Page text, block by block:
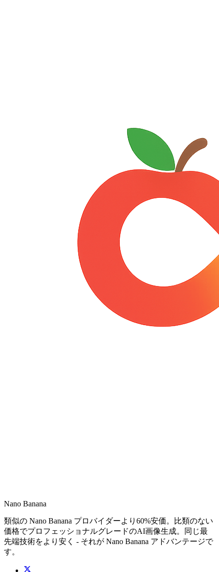
Nano Banana
類似の Nano Banana プロバイダーより60%安価。比類のない
価格でプロフェッショナルグレードのAI画像生成。同じ最
先端技術をより安く - それが Nano Banana アドバンテージで
す。